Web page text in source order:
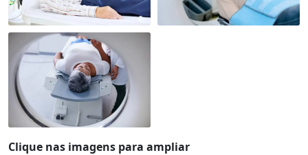
Clique nas imagens para ampliar